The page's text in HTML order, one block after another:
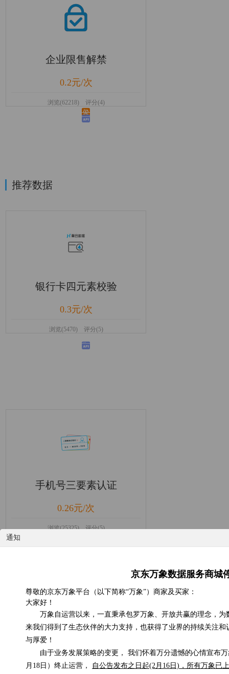
通知
京东万象数据服务商城
尊敬的京东万象平台（以下简称“万象”）商家及买家：
大家好！
万象自运营以来，一直秉承包罗万象、开放共赢的理念，
来我们得到了生态伙伴的大力支持，也获得了业界的持续关注
与厚爱！
由于业务发展策略的变更， 我们怀着万分遗憾的心情宣布
月18日）终止运营，
自公告发布之日起(2月16日)，所有万象已
企业限售解禁
0.2元/次
浏览(62218) 评分(4)
推荐数据
银行卡四元素校验
0.3元/次
浏览(5470) 评分(5)
手机号三要素认证
0.26元/次
浏览(25325) 评分(5)